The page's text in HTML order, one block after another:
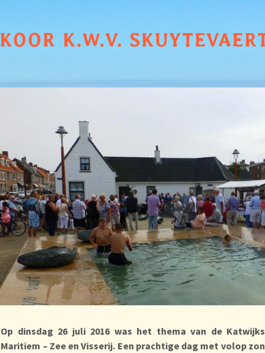
Op dinsdag 26 juli 2016 was het thema van de
Maritiem – Zee en Visserij. Een prachtige dag met volop